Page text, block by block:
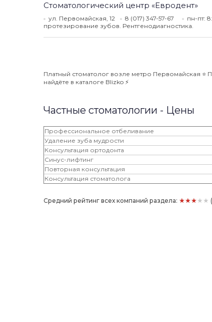
Стоматологический центр «Евродент»
ул. Первомайская, 12 8 (017) 347-57-67 пн-пт:
протезирование зубов. Рентгенодиагностика.
Платный стоматолог возле метро Первомайская
найдёте в каталоге Blizko ⚡️
Частные стоматологии - Цены
Профессиональное отбеливание
Удаление зуба мудрости
Консультация ортодонта
Синус-лифтинг
Повторная консультация
Консультация стоматолога
Средний рейтинг всех компаний раздела: ★★★★★